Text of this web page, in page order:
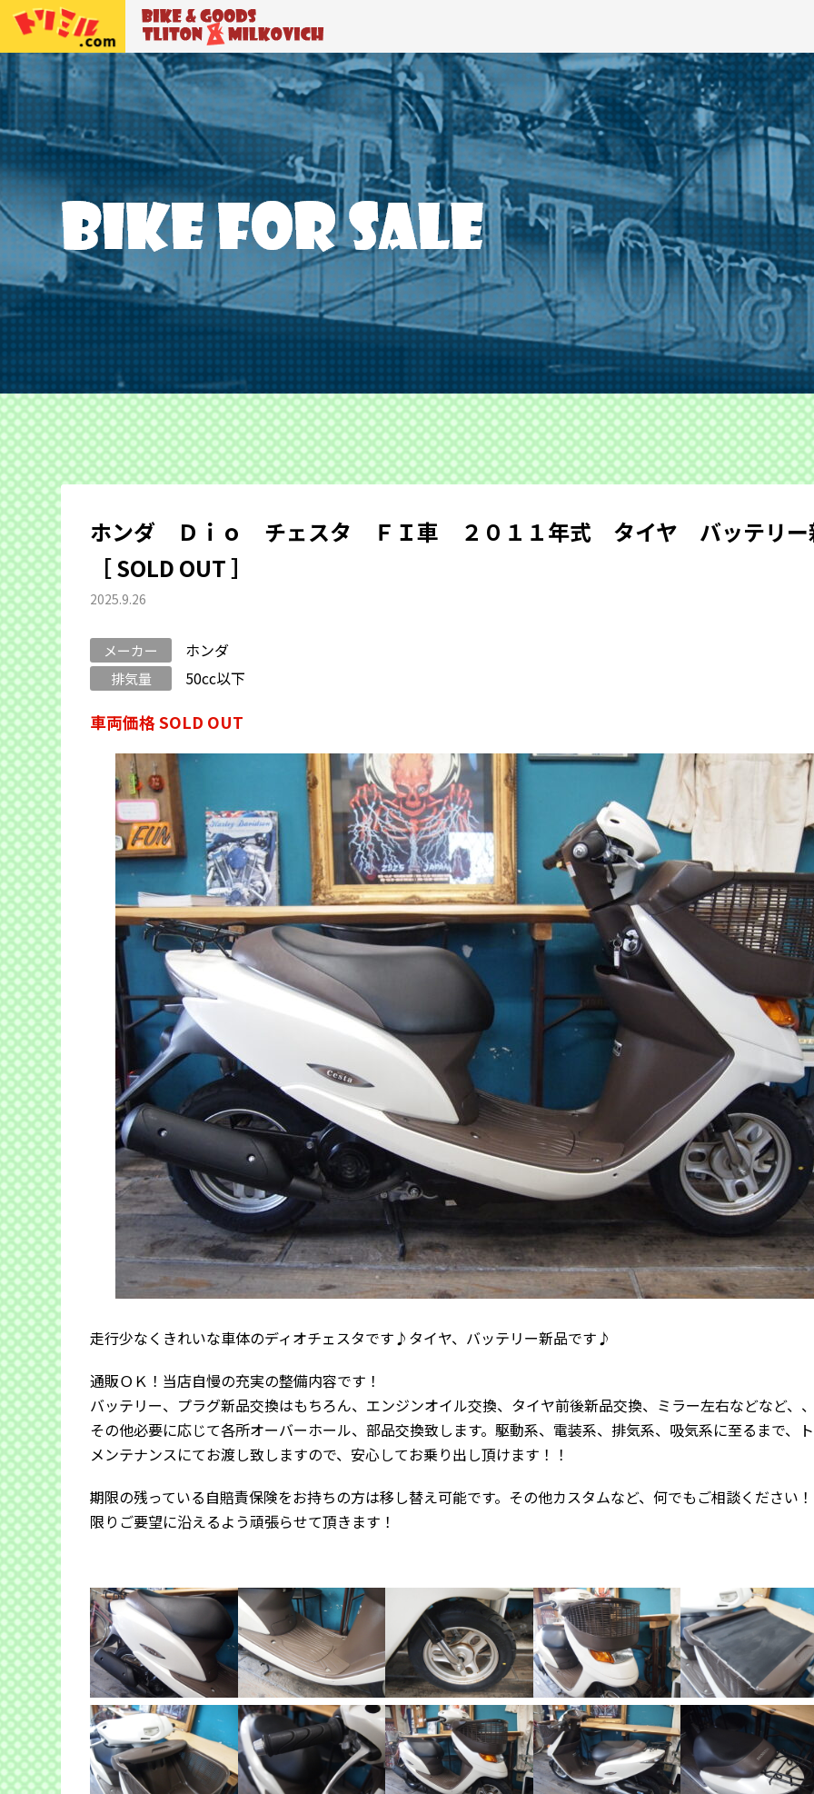
トリトン＆ミルコビッチ
ホンダ Ｄｉｏ チェスタ ＦＩ車 ２０１１年式 タイヤ バッテリー
［ SOLD OUT ］
2025.9.26
メーカー ホンダ
排気量 50cc以下
車両価格 SOLD OUT
走行少なくきれいな車体のディオチェスタです♪タイヤ、バッテリー新品です♪
通販ＯＫ！当店自慢の充実の整備内容です！
バッテリー、プラグ新品交換はもちろん、エンジンオイル交換、タイヤ前後新品交換、ミラー左右などなど、
その他必要に応じて各所オーバーホール、部品交換致します。駆動系、電装系、排気系、吸気系に至るまで、
メンテナンスにてお渡し致しますので、安心してお乗り出し頂けます！！
期限の残っている自賠責保険をお持ちの方は移し替え可能です。その他カスタムなど、何でもご相談ください
限りご要望に沿えるよう頑張らせて頂きます！